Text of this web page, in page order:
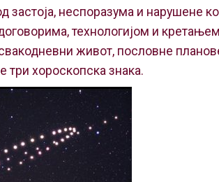
застоја, неспоразума и нарушене
технологијом и кретањем
живот, пословне
три хороскопска знака.